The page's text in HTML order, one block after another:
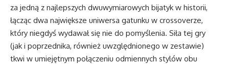
za jedną z najlepszych dwuwymiarowych bijatyk w historii,
łącząc dwa największe uniwersa gatunku w crossoverze,
który niegdyś wydawał się nie do pomyślenia. Siła tej gry
(jak i poprzednika, również uwzględnionego w zestawie)
tkwi w umiejętnym połączeniu odmiennych stylów obu